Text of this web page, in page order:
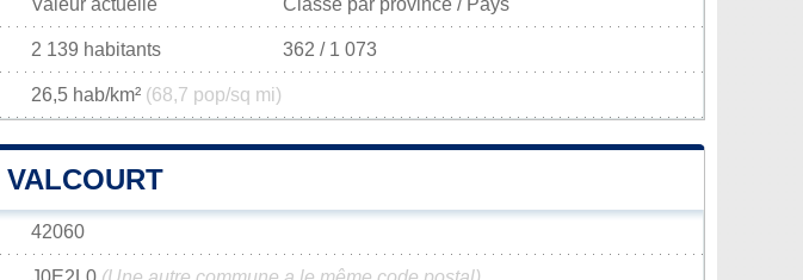
Valeur actuelle Classé par province / Pays
2 139 habitants 362 / 1 073
26,5 hab/km² (68,7 pop/sq mi)
42060